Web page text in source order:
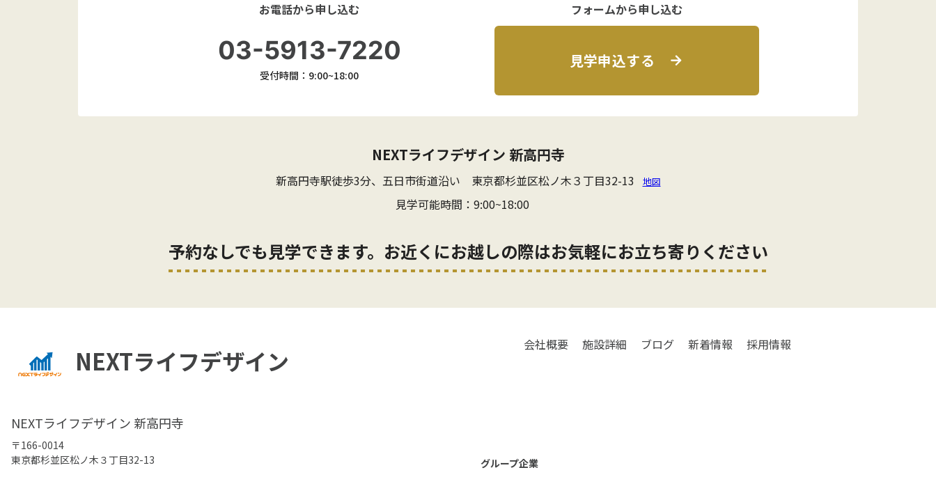
お電話から申し込む
03-5913-7220
受付時間：9:00~18:00
フォームから申し込む
見学申込する
NEXTライフデザイン 新高円寺
新高円寺駅徒歩3分、五日市街道沿い 東京都杉並区松ノ木３丁目32-13 地図
見学可能時間：9:00~18:00
予約なしでも見学できます。お近くにお越しの際はお気軽にお立ち寄りください
NEXTライフデザイン
NEXTライフデザイン 新高円寺
〒166-0014
東京都杉並区松ノ木３丁目32-13
会社概要 施設詳細 ブログ 新着情報 採用情報
グループ企業